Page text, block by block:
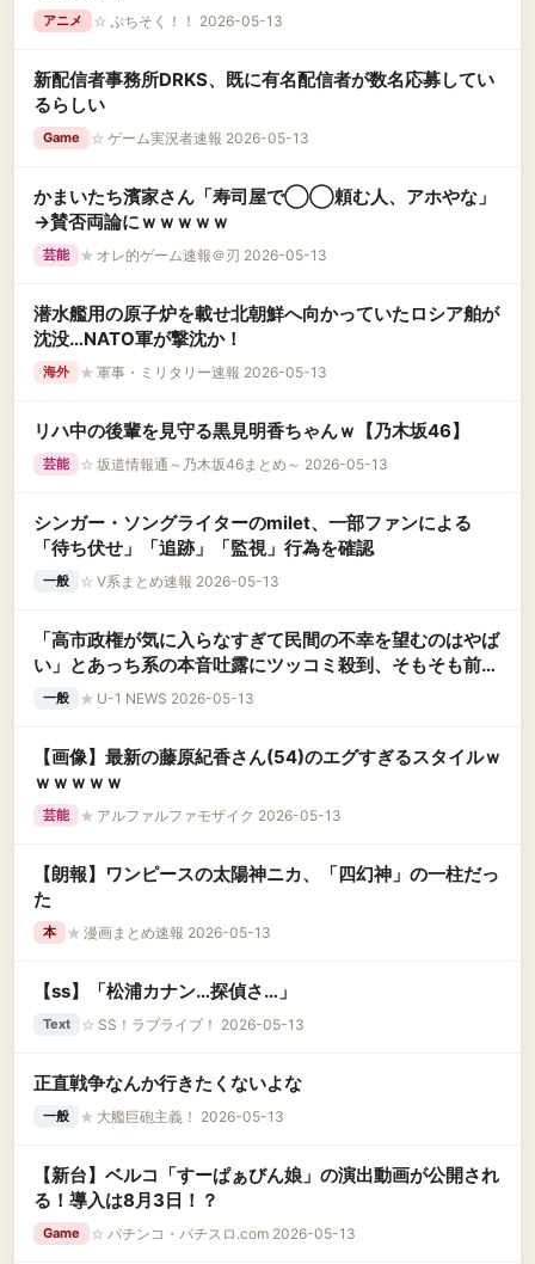
アニメ ☆ ぷちそく！！ 2026-05-13
新配信者事務所DRKS、既に有名配信者が数名応募してい
るらしい
Game ☆ ゲーム実況者速報 2026-05-13
かまいたち濱家さん「寿司屋で◯◯頼む人、アホやな」
→賛否両論にｗｗｗｗｗ
芸能 ★ オレ的ゲーム速報＠刃 2026-05-13
潜水艦用の原子炉を載せ北朝鮮へ向かっていたロシア舶が
沈没…NATO軍が撃沈か！
海外 ★ 軍事・ミリタリー速報 2026-05-13
リハ中の後輩を見守る黒見明香ちゃんｗ【乃木坂46】
芸能 ☆ 坂道情報通～乃木坂46まとめ～ 2026-05-13
シンガー・ソングライターのmilet、一部ファンによる
「待ち伏せ」「追跡」「監視」行為を確認
一般 ☆ V系まとめ速報 2026-05-13
「高市政権が気に入らなすぎて民間の不幸を望むのはやば
い」とあっち系の本音吐露にツッコミ殺到、そもそも前提
条件が間違ってる……
一般 ★ U-1 NEWS 2026-05-13
【画像】最新の藤原紀香さん(54)のエグすぎるスタイルｗ
ｗｗｗｗｗ
芸能 ★ アルファルファモザイク 2026-05-13
【朗報】ワンピースの太陽神ニカ、「四幻神」の一柱だっ
た
本 ★ 漫画まとめ速報 2026-05-13
【ss】「松浦カナン…探偵さ…」
Text ☆ SS！ラブライブ！ 2026-05-13
正直戦争なんか行きたくないよな
一般 ★ 大艦巨砲主義！ 2026-05-13
【新台】ベルコ「すーぱぁびん娘」の演出動画が公開され
る！導入は8月3日！？
Game ☆ パチンコ・パチスロ.com 2026-05-13